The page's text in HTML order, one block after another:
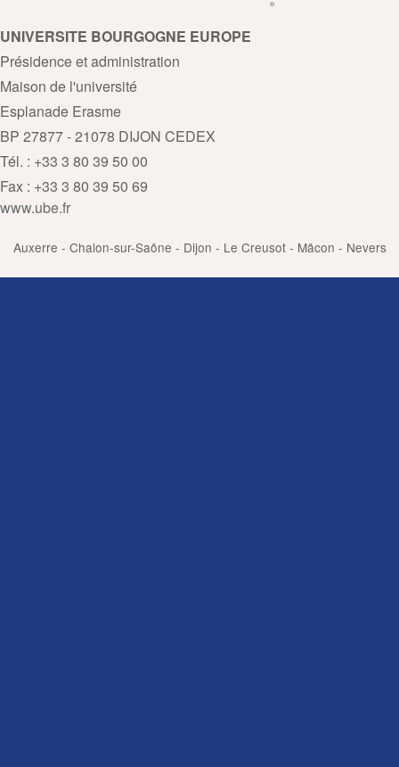
UNIVERSITE BOURGOGNE EUROPE
Présidence et administration
Maison de l'université
Esplanade Erasme
BP 27877 - 21078 DIJON CEDEX
Tél. : +33 3 80 39 50 00
Fax : +33 3 80 39 50 69
www.ube.fr
Auxerre - Chalon-sur-Saône - Dijon - Le Creusot - Mâcon - Nevers